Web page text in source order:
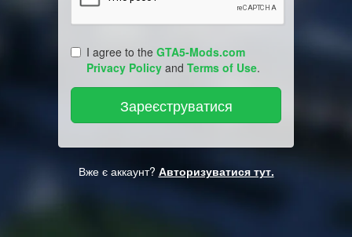
I agree to the GTA5-Mods.com
Privacy Policy and Terms of Use.
Вже є аккаунт? Авторизуватися тут.